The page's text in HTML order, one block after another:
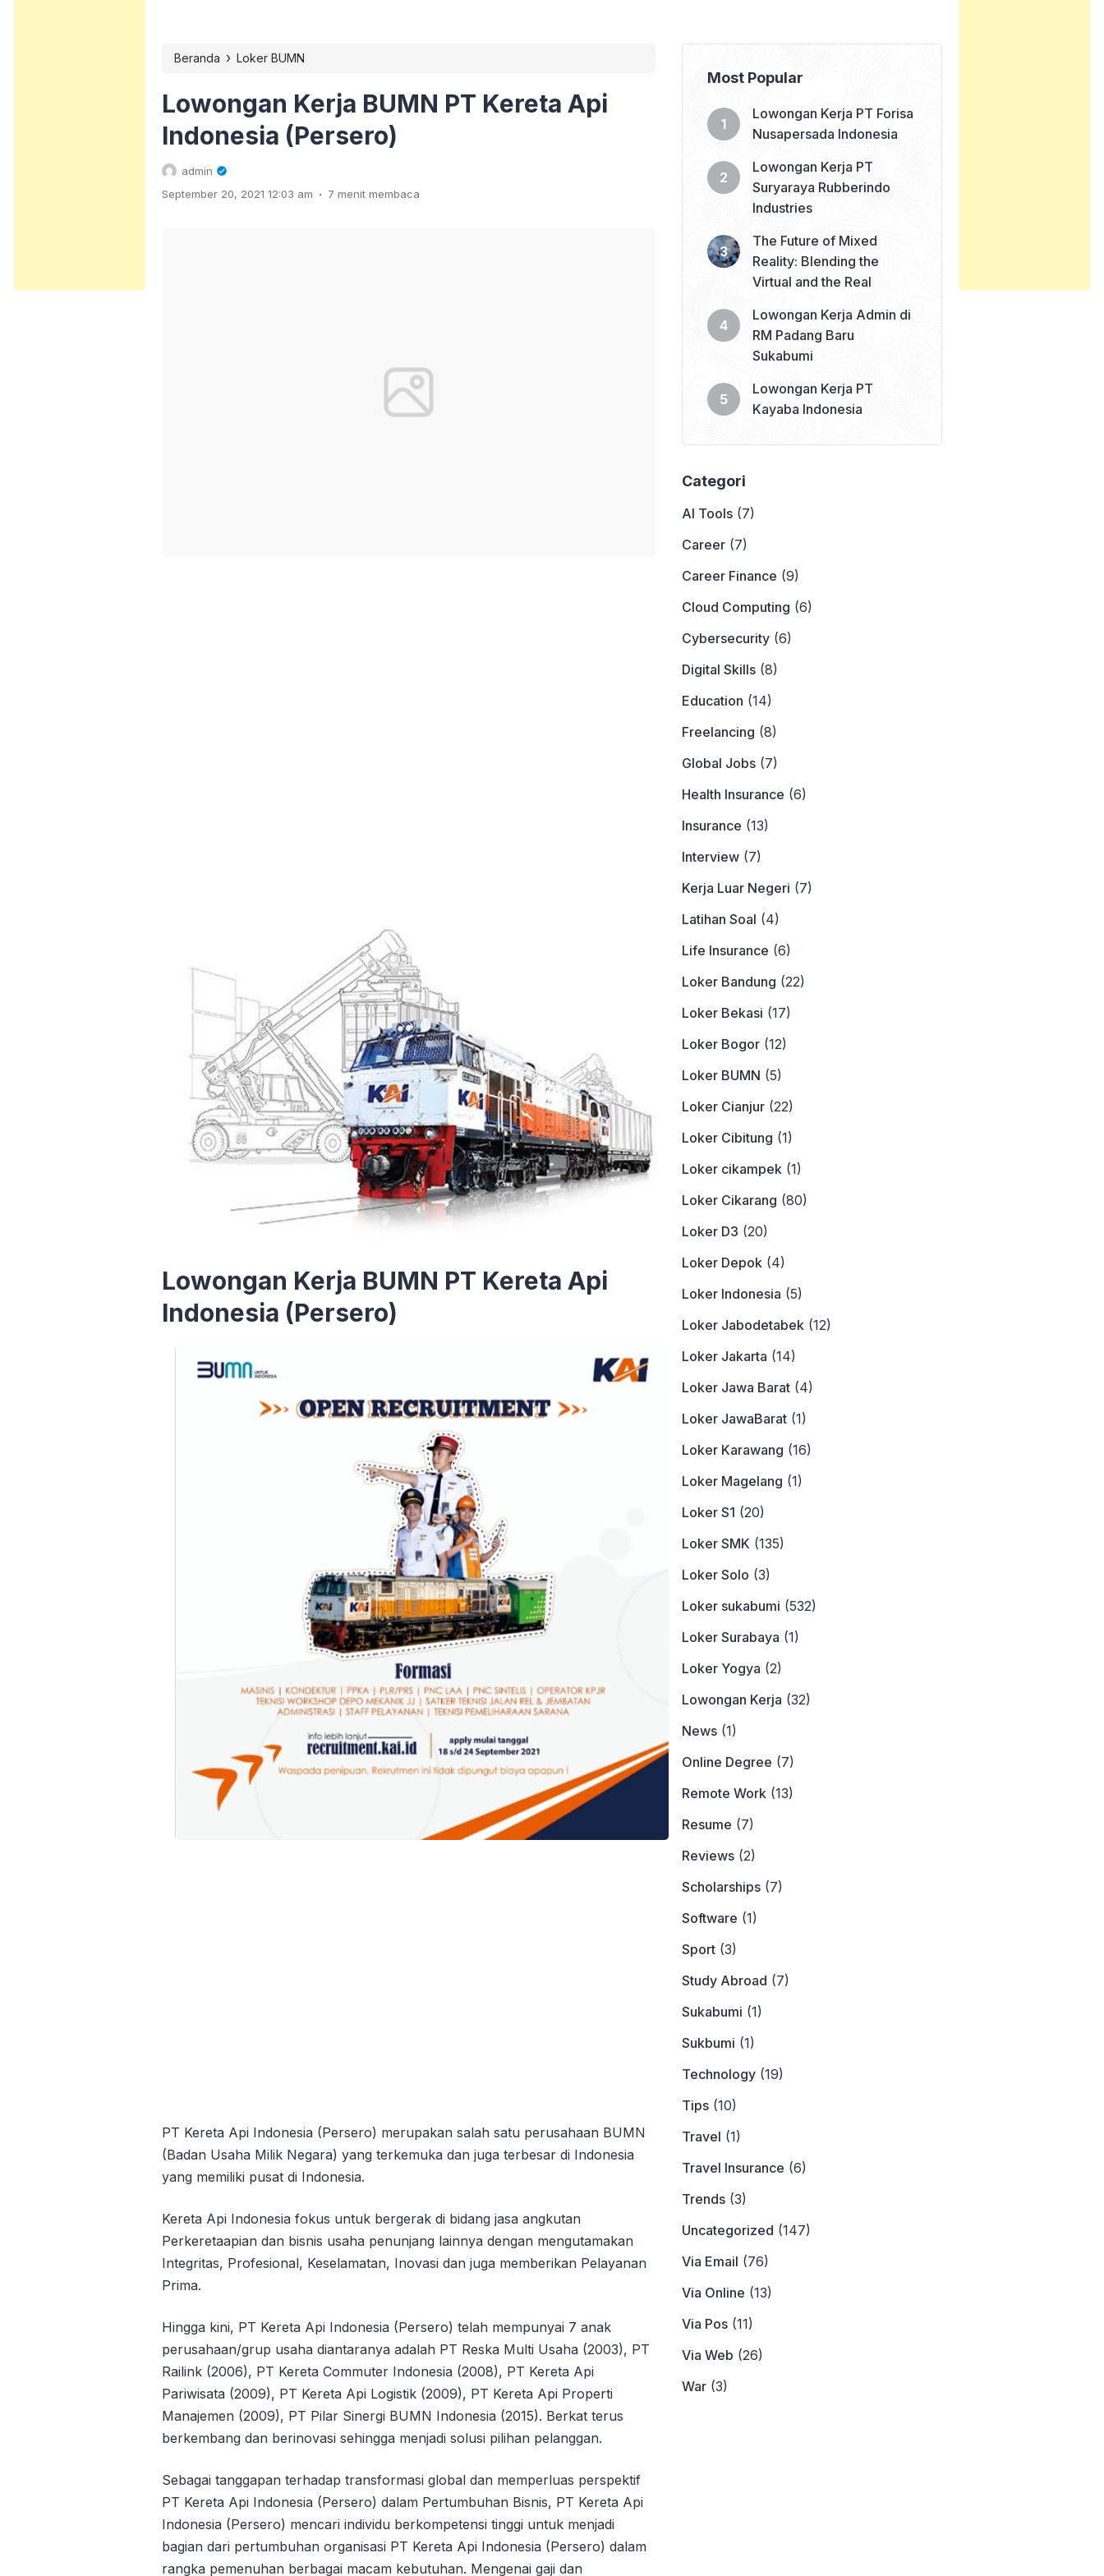
Beranda › Loker BUMN
Lowongan Kerja BUMN PT Kereta Api
Indonesia (Persero)
admin
September 20, 2021 12:03 am . 7 menit membaca
Lowongan Kerja BUMN PT Kereta Api
Indonesia (Persero)
PT Kereta Api Indonesia (Persero) merupakan salah satu perusahaan BUMN
(Badan Usaha Milik Negara) yang terkemuka dan juga terbesar di Indonesia
yang memiliki pusat di Indonesia.
Kereta Api Indonesia fokus untuk bergerak di bidang jasa angkutan
Perkeretaapian dan bisnis usaha penunjang lainnya dengan mengutamakan
Integritas, Profesional, Keselamatan, Inovasi dan juga memberikan Pelayanan
Prima.
Hingga kini, PT Kereta Api Indonesia (Persero) telah mempunyai 7 anak
perusahaan/grup usaha diantaranya adalah PT Reska Multi Usaha (2003), PT
Railink (2006), PT Kereta Commuter Indonesia (2008), PT Kereta Api
Pariwisata (2009), PT Kereta Api Logistik (2009), PT Kereta Api Properti
Manajemen (2009), PT Pilar Sinergi BUMN Indonesia (2015). Berkat terus
berkembang dan berinovasi sehingga menjadi solusi pilihan pelanggan.
Sebagai tanggapan terhadap transformasi global dan memperluas perspektif
PT Kereta Api Indonesia (Persero) dalam Pertumbuhan Bisnis, PT Kereta Api
Indonesia (Persero) mencari individu berkompetensi tinggi untuk menjadi
bagian dari pertumbuhan organisasi PT Kereta Api Indonesia (Persero) dalam
rangka pemenuhan berbagai macam kebutuhan. Mengenai gaji dan
Most Popular
Lowongan Kerja PT Forisa
Nusapersada Indonesia
Lowongan Kerja PT
Suryaraya Rubberindo
Industries
The Future of Mixed
Reality: Blending the
Virtual and the Real
Lowongan Kerja Admin di
RM Padang Baru
Sukabumi
Lowongan Kerja PT
Kayaba Indonesia
Categori
AI Tools (7)
Career (7)
Career Finance (9)
Cloud Computing (6)
Cybersecurity (6)
Digital Skills (8)
Education (14)
Freelancing (8)
Global Jobs (7)
Health Insurance (6)
Insurance (13)
Interview (7)
Kerja Luar Negeri (7)
Latihan Soal (4)
Life Insurance (6)
Loker Bandung (22)
Loker Bekasi (17)
Loker Bogor (12)
Loker BUMN (5)
Loker Cianjur (22)
Loker Cibitung (1)
Loker cikampek (1)
Loker Cikarang (80)
Loker D3 (20)
Loker Depok (4)
Loker Indonesia (5)
Loker Jabodetabek (12)
Loker Jakarta (14)
Loker Jawa Barat (4)
Loker JawaBarat (1)
Loker Karawang (16)
Loker Magelang (1)
Loker S1 (20)
Loker SMK (135)
Loker Solo (3)
Loker sukabumi (532)
Loker Surabaya (1)
Loker Yogya (2)
Lowongan Kerja (32)
News (1)
Online Degree (7)
Remote Work (13)
Resume (7)
Reviews (2)
Scholarships (7)
Software (1)
Sport (3)
Study Abroad (7)
Sukabumi (1)
Sukbumi (1)
Technology (19)
Tips (10)
Travel (1)
Travel Insurance (6)
Trends (3)
Uncategorized (147)
Via Email (76)
Via Online (13)
Via Pos (11)
Via Web (26)
War (3)